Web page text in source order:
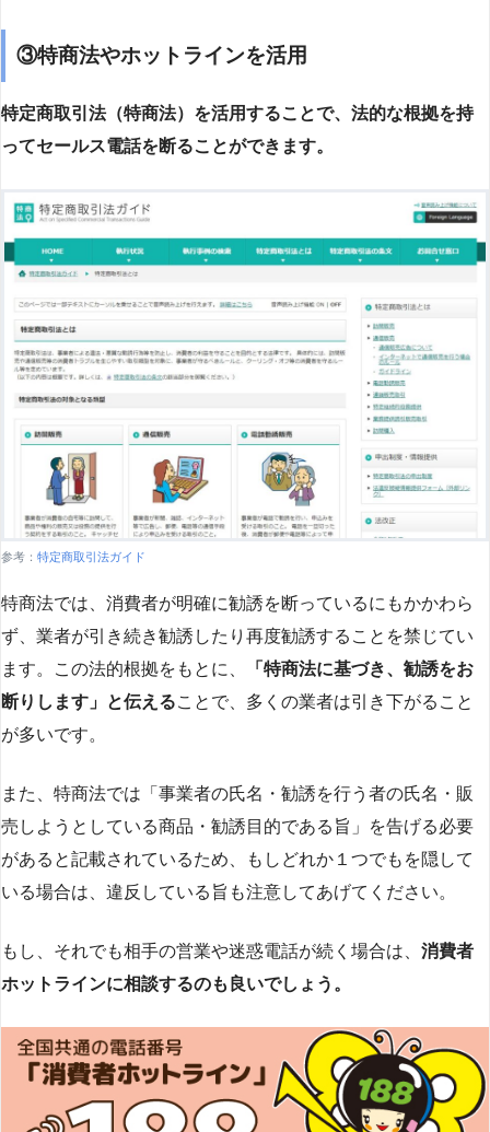
③特商法やホットラインを活用
特定商取引法（特商法）を活用することで、法的な根拠を持
ってセールス電話を断ることができます。
参考： 特定商取引法ガイド
特商法では、消費者が明確に勧誘を断っているにもかかわら
ず、業者が引き続き勧誘したり再度勧誘することを禁じてい
ます。この法的根拠をもとに、
「特商法に基づき、勧誘をお
断りします」と伝えることで、多くの業者は引き下がること
が多いです​​。
また、特商法では「事業者の氏名・勧誘を行う者の氏名・販
売しようとしている商品・勧誘目的である旨」を告げる必要
があると記載されているため、もしどれか１つでもを隠して
いる場合は、違反している旨も注意してあげてください。
もし、それでも相手の営業や迷惑電話が続く場合は、 消費者
ホットラインに相談するのも良いでしょう。